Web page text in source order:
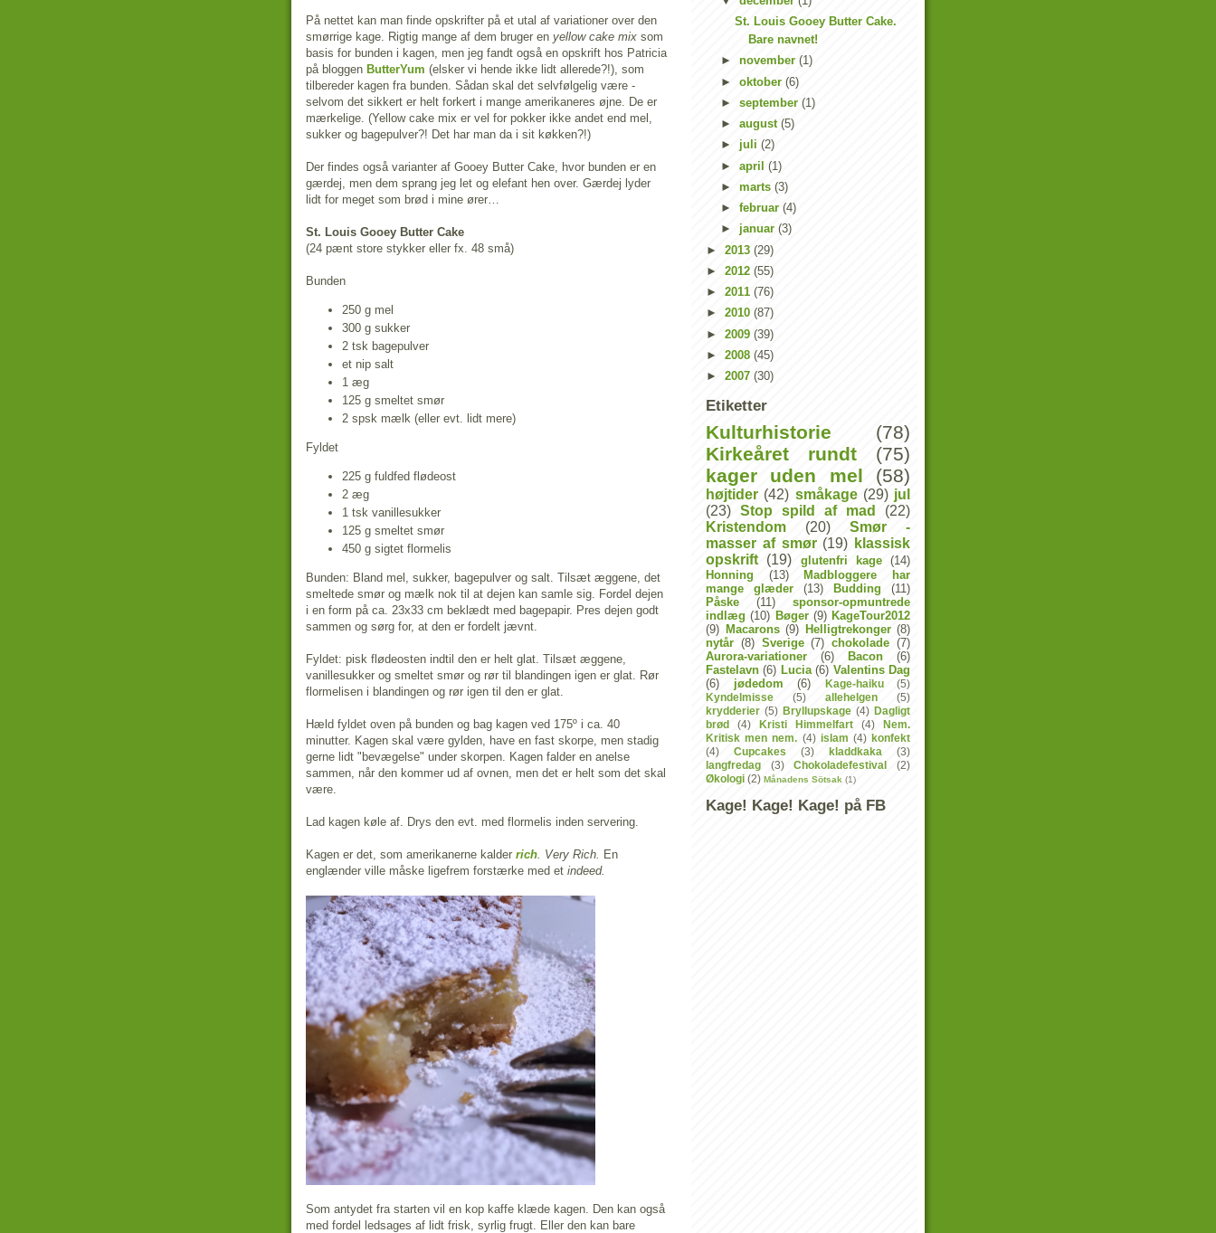
På nettet kan man finde opskrifter på et utal af variationer over den
smørrige kage. Rigtig mange af dem bruger en yellow cake mix som
basis for bunden i kagen, men jeg fandt også en opskrift hos Patricia
på bloggen ButterYum (elsker vi hende ikke lidt allerede?!), som
tilbereder kagen fra bunden. Sådan skal det selvfølgelig være -
selvom det sikkert er helt forkert i mange amerikaneres øjne. De er
mærkelige. (Yellow cake mix er vel for pokker ikke andet end mel,
sukker og bagepulver?! Det har man da i sit køkken?!)
Der findes også varianter af Gooey Butter Cake, hvor bunden er en
gærdej, men dem sprang jeg let og elefant hen over. Gærdej lyder
lidt for meget som brød i mine ører…
St. Louis Gooey Butter Cake
(24 pænt store stykker eller fx. 48 små)
Bunden
250 g mel
300 g sukker
2 tsk bagepulver
et nip salt
1 æg
125 g smeltet smør
2 spsk mælk (eller evt. lidt mere)
Fyldet
225 g fuldfed flødeost
2 æg
1 tsk vanillesukker
125 g smeltet smør
450 g sigtet flormelis
Bunden: Bland mel, sukker, bagepulver og salt. Tilsæt æggene, det
smeltede smør og mælk nok til at dejen kan samle sig. Fordel dejen
i en form på ca. 23x33 cm beklædt med bagepapir. Pres dejen godt
sammen og sørg for, at den er fordelt jævnt.
Fyldet: pisk flødeosten indtil den er helt glat. Tilsæt æggene,
vanillesukker og smeltet smør og rør til blandingen igen er glat. Rør
flormelisen i blandingen og rør igen til den er glat.
Hæld fyldet oven på bunden og bag kagen ved 175º i ca. 40
minutter. Kagen skal være gylden, have en fast skorpe, men stadig
gerne lidt "bevægelse" under skorpen. Kagen falder en anelse
sammen, når den kommer ud af ovnen, men det er helt som det skal
være.
Lad kagen køle af. Drys den evt. med flormelis inden servering.
Kagen er det, som amerikanerne kalder rich . Very Rich. En
englænder ville måske ligefrem forstærke med et indeed.
Som antydet fra starten vil en kop kaffe klæde kagen. Den kan også
med fordel ledsages af lidt frisk, syrlig frugt. Eller den kan bare
St. Louis Gooey Butter Cake.
Bare navnet!
► november (1)
► oktober (6)
► september (1)
► august (5)
► juli (2)
► april (1)
► marts (3)
► februar (4)
► januar (3)
► 2013 (29)
► 2012 (55)
► 2011 (76)
► 2010 (87)
► 2009 (39)
► 2008 (45)
► 2007 (30)
Etiketter
Kulturhistorie
(78)
Kirkeåret rundt
(75)
kager uden mel
(58)
højtider (42) småkage (29) jul
(23) Stop spild af mad
(22)
Kristendom
(20)
Smør -
masser af smør (19) klassisk
opskrift (19) glutenfri kage
(14)
Honning
(13)
Madbloggere har
mange glæder
(13) Budding
(11)
Påske
(11)
sponsor-opmuntrede
indlæg (10) Bøger (9) KageTour2012
(9) Macarons (9) Helligtrekonger (8)
nytår (8) Sverige (7) chokolade (7)
Aurora-variationer
(6) Bacon
(6)
Fastelavn (6) Lucia (6) Valentins Dag
(6)
jødedom (6) Kage-haiku
(5)
Kyndelmisse
(5) allehelgen
(5)
krydderier (5) Bryllupskage (4) Dagligt
brød
(4) Kristi Himmelfart (4)
Nem.
Kritisk men nem.
(4) islam (4) konfekt
(4)
Cupcakes (3) kladdkaka
(3)
langfredag
(3) Chokoladefestival
(2)
Økologi (2) Månadens Sötsak (1)
Kage! Kage! Kage! på FB